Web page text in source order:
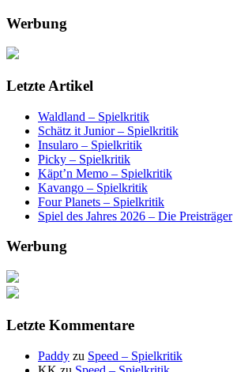
Werbung
Letzte Artikel
Waldland – Spielkritik
Schätz it Junior – Spielkritik
Insularo – Spielkritik
Picky – Spielkritik
Käpt’n Memo – Spielkritik
Kavango – Spielkritik
Four Planets – Spielkritik
Spiel des Jahres 2026 – Die Preisträger
Werbung
Letzte Kommentare
Paddy zu Speed – Spielkritik